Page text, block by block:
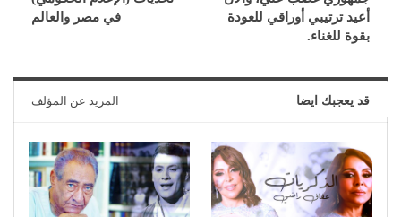
أعيد ترتيبي أوراقي للعودة
بقوة للغناء.
في مصر والعالم
قد يعجبك ايضا المزيد عن المؤلف